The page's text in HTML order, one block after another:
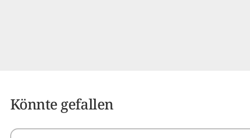
Könnte gefallen